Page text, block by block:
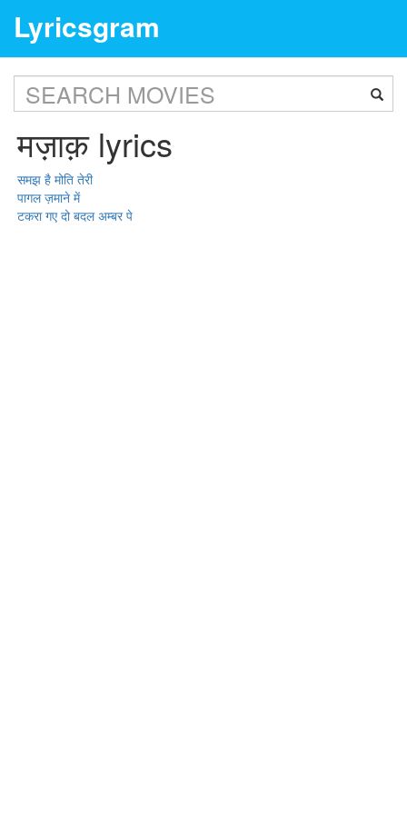
Lyricsgram
मज़ाक़ lyrics
समझ है मोति तेरी
पागल ज़माने में
टकरा गए दो बदल अम्बर पे